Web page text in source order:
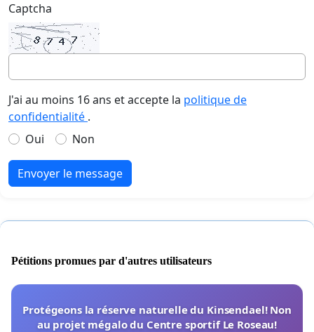
Captcha
J'ai au moins 16 ans et accepte la politique de
confidentialité .
Oui
Non
Envoyer le message
Pétitions promues par d'autres utilisateurs
Protégeons la réserve naturelle du Kinsendael! Non
au projet mégalo du Centre sportif Le Roseau!